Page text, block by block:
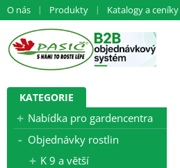
O nás Produkty Katalogy a ceníky
KATEGORIE
Nabídka pro gardencentra
Objednávky rostlin
K 9 a větší